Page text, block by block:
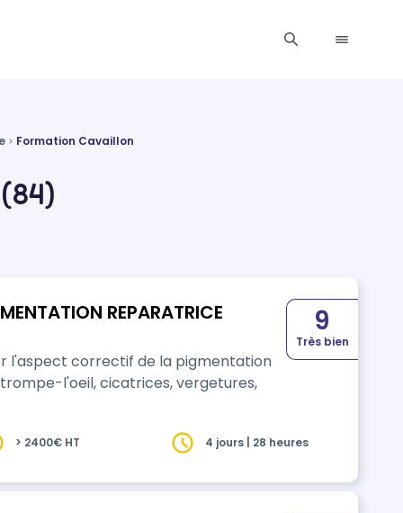
Formation Cavaillon
REPARATRICE
l'aspect correctif de la pigmentation
l'oeil, cicatrices, vergetures,
9
Très bien
> 2400€ HT 4 jours | 28 heures